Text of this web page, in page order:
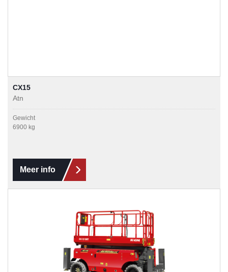
CX15
Atn
Gewicht
6900 kg
Meer info